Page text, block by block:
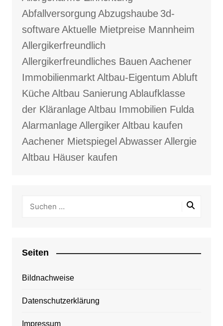
Abfallversorgung Abzugshaube 3d-
softwareAktuelle Mietpreise Mannheim
Allergikerfreundlich
Allergikerfreundliches Bauen Aachener
ImmobilienmarktAltbau-Eigentum Abluft
KücheAltbau Sanierung Ablaufklasse
der KläranlageAltbau Immobilien Fulda
AlarmanlageAllergikerAltbau kaufen
Aachener Mietspiegel AbwasserAllergie
Altbau Häuser kaufen
Seiten
Bildnachweise
Datenschutzerklärung
Impressum